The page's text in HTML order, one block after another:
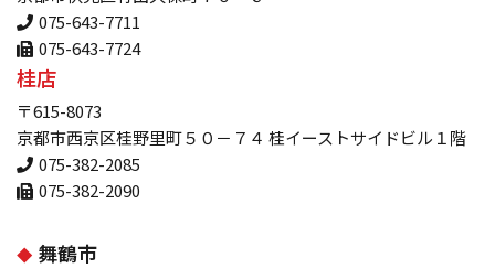
075-643-7711
075-643-7724
桂店
〒615-8073
京都市西京区桂野里町５０－７４ 桂イーストサイドビル１階
075-382-2085
075-382-2090
舞鶴市